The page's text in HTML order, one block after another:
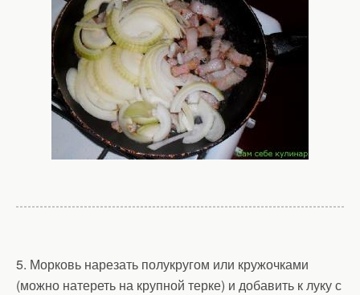
5. Морковь нарезать полукругом или кружочками
(можно натереть на крупной терке) и добавить к луку с